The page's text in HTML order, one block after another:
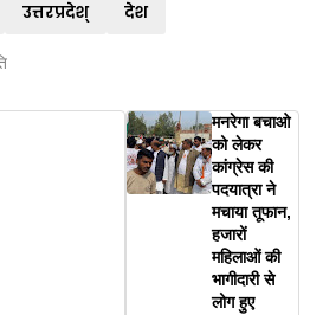
उत्तरप्रदेश् देश
मनरेगा बचाओ
को लेकर
कांग्रेस की
पदयात्रा ने
मचाया तूफान,
हजारों
महिलाओं की
भागीदारी से
लोग हुए